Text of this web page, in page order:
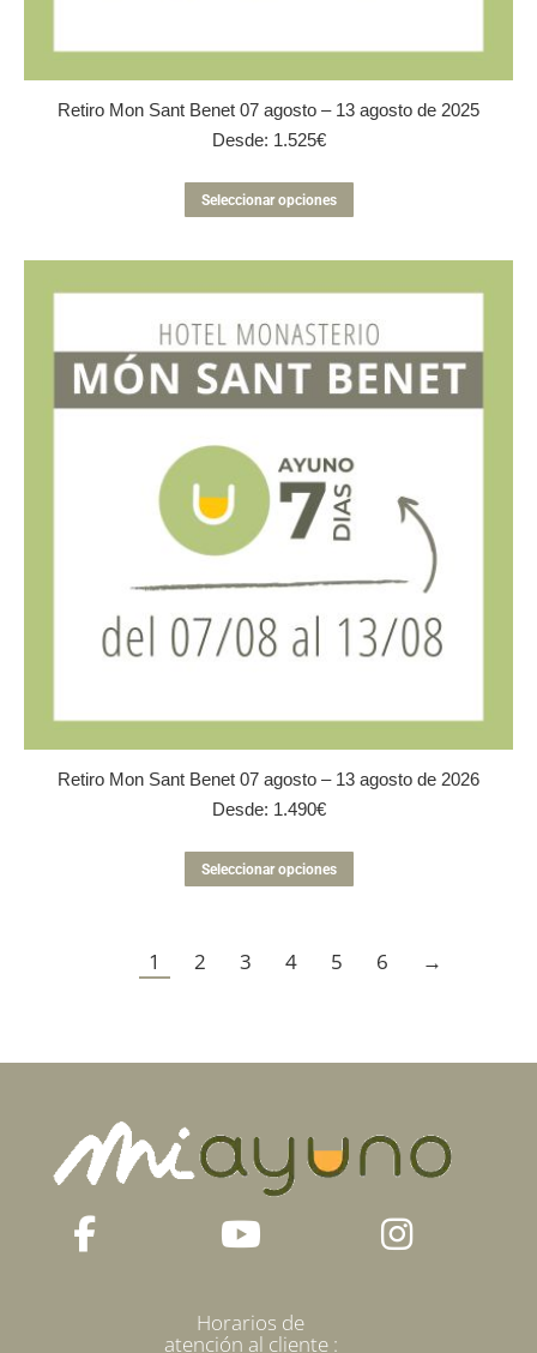
Retiro Mon Sant Benet 07 agosto – 13 agosto de 2025
Desde: 1.525€
Seleccionar opciones
producto
múltiples
variantes.
opciones
se
pueden
elegir
la
producto
Retiro Mon Sant Benet 07 agosto – 13 agosto de 2026
Desde: 1.490€
Seleccionar opciones
producto
variantes.
página
de
1 2 3 4 5 6 →
Horarios de
atención al cliente :